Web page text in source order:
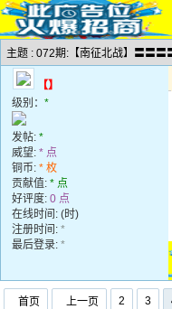
主题 : 072期:【南征北战】〓〓
【】
级别： *
发帖: *
威望: * 点
铜币: * 枚
贡献值: * 点
好评度: 0 点
在线时间: (时)
注册时间: *
最后登录: *
首页 上一页 2 3